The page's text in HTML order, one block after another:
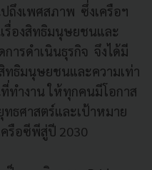
ถึงเพศสภาพ ซึ่งเครือฯ
รื่องสิทธิมนุษยชนและ
ารดำเนินธุรกิจ จึงได้มี
ทธิมนุษยชนและความเท่า
ทำงาน ให้ทุกคนมีโอกาส
ธศาสตร์และเป้าหมาย
รือซีพีสู่ปี 2030